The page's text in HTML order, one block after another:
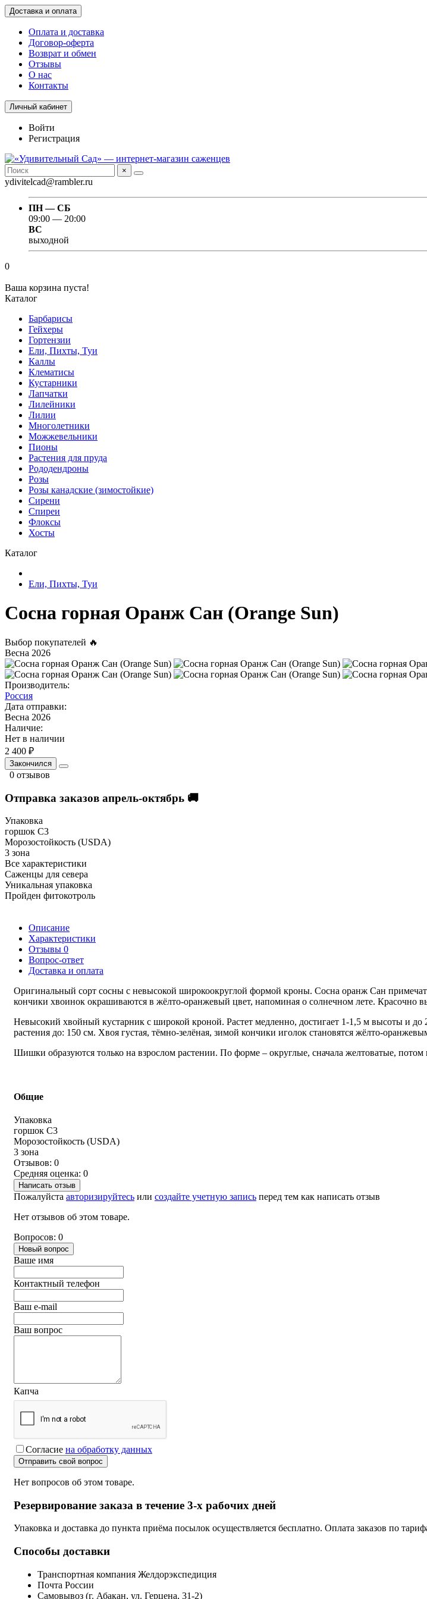
Доставка и оплата
Оплата и доставка
Договор-оферта
Возврат и обмен
Отзывы
О нас
Контакты
Личный кабинет
Войти
Регистрация
×
ydivitelcad@rambler.ru
ПН — СБ
09:00 — 20:00
ВС
выходной
0
Ваша корзина пуста!
Каталог
Барбарисы
Гейхеры
Гортензии
Ели, Пихты, Туи
Каллы
Клематисы
Кустарники
Лапчатки
Лилейники
Лилии
Многолетники
Можжевельники
Пионы
Растения для пруда
Рододендроны
Розы
Розы канадские (зимостойкие)
Сирени
Спиреи
Флоксы
Хосты
Каталог
Ели, Пихты, Туи
Сосна горная Оранж Сан (Orange Sun)
Выбор покупателей 🔥
Весна 2026
Производитель:
Россия
Дата отправки:
Весна 2026
Наличие:
Нет в наличии
2 400 ₽
Закончился
0 отзывов
Отправка заказов апрель-октябрь 🚚
Упаковка
горшок С3
Морозостойкость (USDA)
3 зона
Все характеристики
Саженцы для севера
Уникальная упаковка
Пройден фитокотроль
Описание
Характеристики
Отзывы 0
Вопрос-ответ
Доставка и оплата
Оригинальный сорт сосны с невысокой широкоокруглой формой кроны. Сосна оранж Сан
кончики хвоинок окрашиваются в жёлто-оранжевый цвет, напоминая о солнечном лете. Красочно
Невысокий хвойный кустарник с широкой кроной. Растет медленно, достигает 1-1,5 м высоты и
растения до: 150 см. Хвоя густая, тёмно-зелёная, зимой кончики иголок становятся жёлто-
Шишки образуются только на взрослом растении. По форме – округлые, сначала желтоватые, потом
Общие
Упаковка
горшок С3
Морозостойкость (USDA)
3 зона
Отзывов: 0
Средняя оценка: 0
Написать отзыв
Пожалуйста авторизируйтесь или создайте учетную запись перед тем как написать отзыв
Нет отзывов об этом товаре.
Вопросов: 0
Новый вопрос
Ваше имя
Контактный телефон
Ваш e-mail
Ваш вопрос
Капча
Согласие на обработку данных
Отправить свой вопрос
Нет вопросов об этом товаре.
Резервирование заказа в течение 3-х рабочих дней
Упаковка и доставка до пункта приёма посылок осуществляется бесплатно. Оплата заказов по
Способы доставки
Транспортная компания Желдорэкспедиция
Почта России
Самовывоз (г. Абакан, ул. Герцена, 31-2)